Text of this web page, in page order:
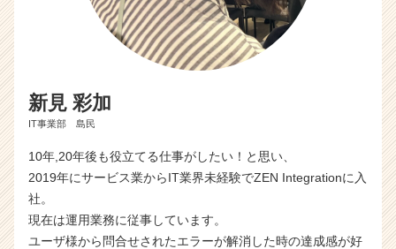
新見 彩加
IT事業部 島民
10年,20年後も役立てる仕事がしたい！と思い、
2019年にサービス業からIT業界未経験でZEN Integrationに入
社。
現在は運用業務に従事しています。
ユーザ様から問合せされたエラーが解消した時の達成感が好